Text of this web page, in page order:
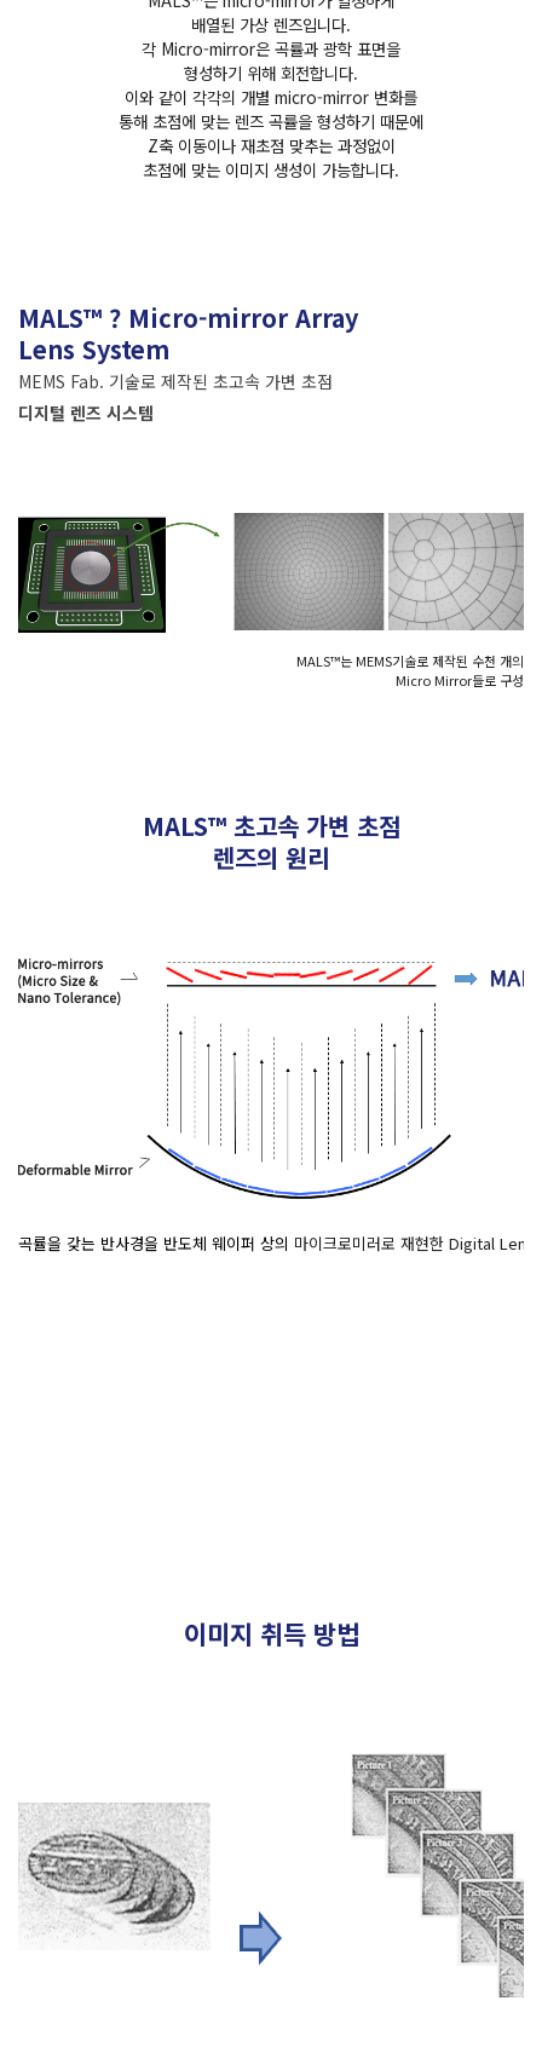
배열된 가상 렌즈입니다.
각 Micro-mirror은 곡률과 광학 표면을
형성하기 위해 회전합니다.
이와 같이 각각의 개별 micro-mirror 변화를
통해 초점에 맞는 렌즈 곡률을 형성하기 때문에
Z축 이동이나 재초점 맞추는 과정없이
초점에 맞는 이미지 생성이 가능합니다.
MALS™ ? Micro-mirror Array
Lens System
MEMS Fab. 기술로 제작된 초고속 가변 초점
디지털 렌즈 시스템
MALS™는 MEMS기술로 제작된 수천 개의
Micro Mirror들로 구성
MALS™ 초고속 가변 초점
렌즈의 원리
곡률을 갖는 반사경을 반도체 웨이퍼 상의 마이크로미러로 재현한 Digital Lens
이미지 취득 방법